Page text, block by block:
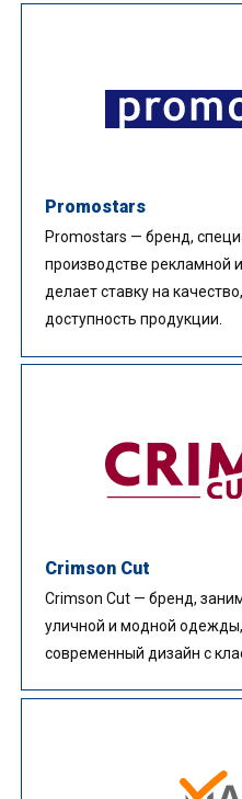
Promostars
Promostars — бренд,
производстве
делает ставку на
доступность продукции.
Crimson Cut
Crimson Cut — бренд,
уличной и модной
современный дизайн с